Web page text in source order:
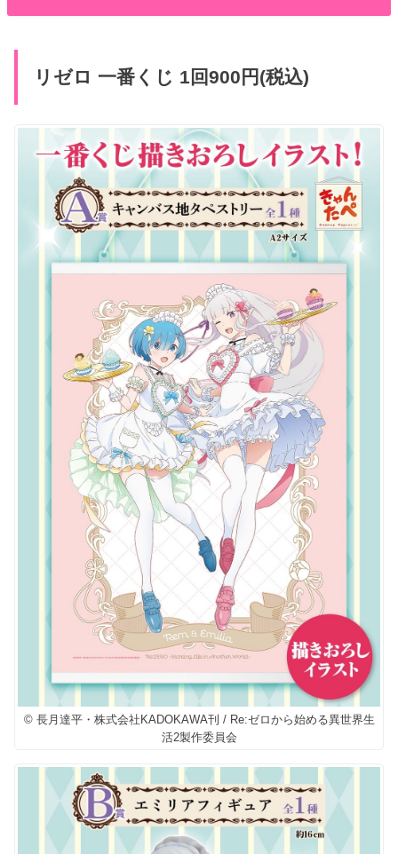
リゼロ 一番くじ 1回900円(税込)
© 長月達平・株式会社KADOKAWA刊 / Re:ゼロから始める異世界生
活2製作委員会